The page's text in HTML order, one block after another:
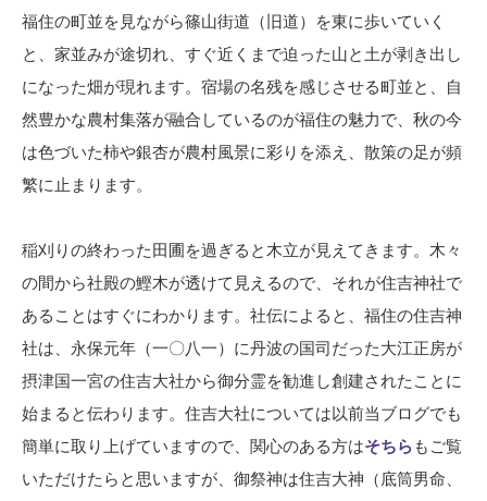
福住の町並を見ながら篠山街道（旧道）を東に歩いていく
と、家並みが途切れ、すぐ近くまで迫った山と土が剥き出し
になった畑が現れます。宿場の名残を感じさせる町並と、自
然豊かな農村集落が融合しているのが福住の魅力で、秋の今
は色づいた柿や銀杏が農村風景に彩りを添え、散策の足が頻
繁に止まります。
稲刈りの終わった田圃を過ぎると木立が見えてきます。木々
の間から社殿の鰹木が透けて見えるので、それが住吉神社で
あることはすぐにわかります。社伝によると、福住の住吉神
社は、永保元年（一〇八一）に丹波の国司だった大江正房が
摂津国一宮の住吉大社から御分霊を勧進し創建されたことに
始まると伝わります。住吉大社については以前当ブログでも
簡単に取り上げていますので、関心のある方はそちら もご覧
いただけたらと思いますが、御祭神は住吉大神（底筒男命、